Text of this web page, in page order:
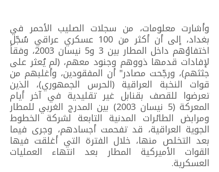
وأشارت معلومات، من سجلات الصليب الأحمر في
بغداد، إلى أن أكثر من 100 عسكري عراقي سُجّل
اختفاؤهم داخل المطار بين 3 و5 نيسان 2003، وفقاً
لإفادات قدمها ذووهم وجنود معهم، (لم يُعثر على
جثثهم)، ورجّحت مصادر" أن المفقودين، وأغلبهم من
قوات النخبة العراقية (الحرس الجمهوري)، الذين
تعرضوا للقصف بقنابل غير تقليدية في آخر أيام
المعركة (5 نيسان 2003) بين المدرج الغربي للمطار
ومرابض الطائرات المدنية التابعة لشركة الخطوط
الجوية العراقية، قد تفحمت أجسادهم، وجرى فيما
بعد التخلص منها، خلال الفترة التي أغلقت فيها
القوات الأميركية المطار بعد انتهاء العمليات
العسكرية.